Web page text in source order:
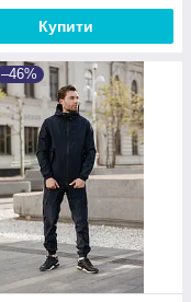
Купити
–46%